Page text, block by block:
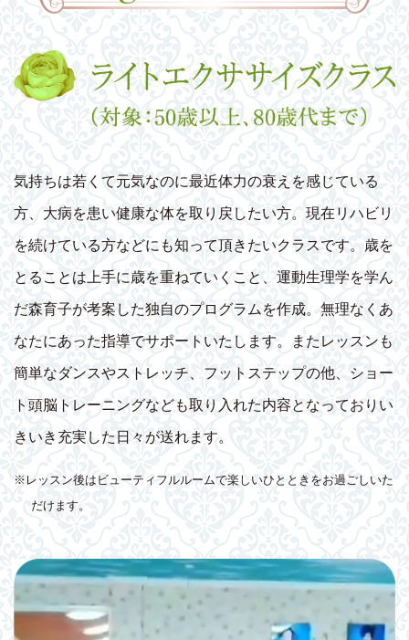
気持ちは若くて元気なのに最近体力の衰えを感じている
方、大病を患い健康な体を取り戻したい方。現在リハビリ
を続けている方などにも知って頂きたいクラスです。歳を
とることは上手に歳を重ねていくこと、運動生理学を学ん
だ森育子が考案した独自のプログラムを作成。無理なくあ
なたにあった指導でサポートいたします。またレッスンも
簡単なダンスやストレッチ、フットステップの他、ショー
ト頭脳トレーニングなども取り入れた内容となっておりい
きいき充実した日々が送れます。
※レッスン後はビューティフルルームで楽しいひとときをお過ごしいた
だけます。